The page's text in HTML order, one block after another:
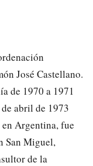
José Castellano.
de 1970 a 1971
abril de 1973
Argentina, fue
San Miguel,
de la